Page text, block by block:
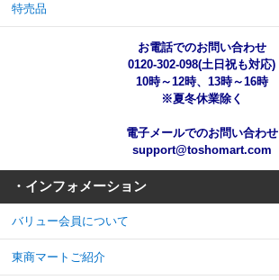
特売品
お電話でのお問い合わせ
0120-302-098(土日祝も対応)
10時～12時、13時～16時
※夏冬休業除く
電子メールでのお問い合わせ
support@toshomart.com
・インフォメーション
バリュー会員について
東商マートご紹介